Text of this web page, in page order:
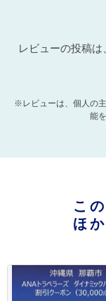
レビューの投稿は
※レビューは、個人の
能
こ
ほ